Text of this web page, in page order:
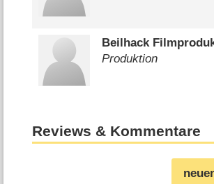
Beilhack
Produktion
Reviews & Kommentare